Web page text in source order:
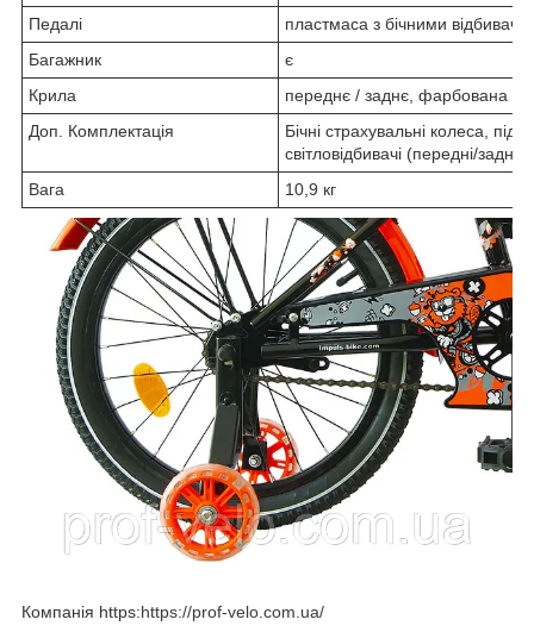
Педалі
пластмаса з бічними
Багажник
є
Крила
переднє / заднє, фарбована
Доп. Комплектація
Бічні страхувальні колеса,
світловідбивачі (передні/задні/
Вага
10,9 кг
Компанія https:https://prof-velo.com.ua/